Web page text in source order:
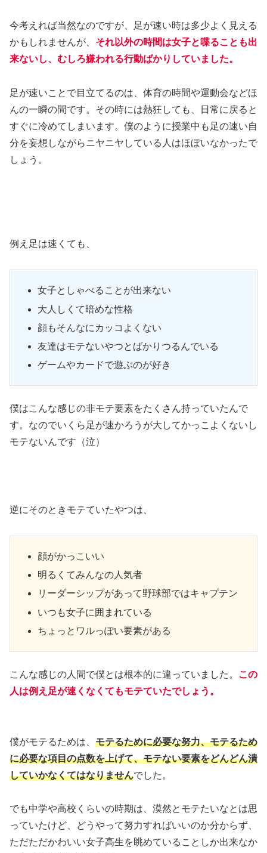
今考えれば当然なのですが、足が速い時は多少よく見える
かもしれませんが、 それ以外の時間は女子と喋ることも出
来ないし、むしろ嫌われる行動ばかりしていました。
足が速いことで目立てるのは、体育の時間や運動会などほ
んの一瞬の間です。その時には熱狂しても、日常に戻ると
すぐに冷めてしまいます。僕のように授業中も足の速い自
分を妄想しながらニヤニヤしている人はほぼいなかったで
しょう。
例え足は速くても、
女子としゃべることが出来ない
大人しくて暗めな性格
顔もそんなにカッコよくない
友達はモテないやつとばかりつるんでいる
ゲームやカードで遊ぶのが好き
僕はこんな感じの非モテ要素をたくさん持っていたんで
す。なのでいくら足が速かろうが大してかっこよくないし
モテないんです（泣）
逆にそのときモテていたやつは、
顔がかっこいい
明るくてみんなの人気者
リーダーシップがあって野球部ではキャプテン
いつも女子に囲まれている
ちょっとワルっぽい要素がある
こんな感じの人間で僕とは根本的に違っていました。 この
人は例え足が速くなくてもモテていたでしょう。
僕がモテるためは、 モテるために必要な努力、モテるため
に必要な項目の点数を上げて、モテない要素をどんどん潰
していかなくてはなりませんでした。
でも中学や高校くらいの時期は、漠然とモテたいなとは思
っていたけど、どうやって努力すればいいのか分からず、
ただただかわいい女子高生を眺めていることしか出来なか